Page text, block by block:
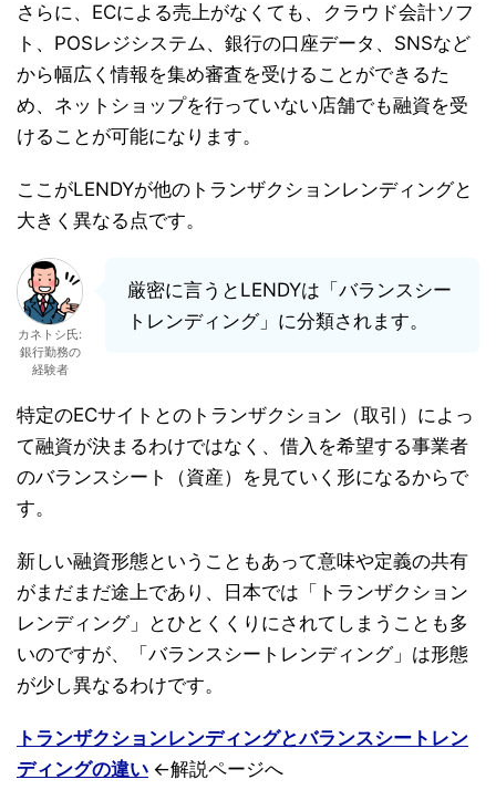
さらに、ECによる売上がなくても、クラウド会計ソフ
ト、POSレジシステム、銀行の口座データ、SNSなど
から幅広く情報を集め審査を受けることができるた
め、ネットショップを行っていない店舗でも融資を受
けることが可能になります。
ここがLENDYが他のトランザクションレンディングと
大きく異なる点です。
カネトシ氏:
銀行勤務の
経験者
厳密に言うとLENDYは「バランスシー
トレンディング」に分類されます。
特定のECサイトとのトランザクション（取引）によっ
て融資が決まるわけではなく、借入を希望する事業者
のバランスシート（資産）を見ていく形になるからで
す。
新しい融資形態ということもあって意味や定義の共有
がまだまだ途上であり、日本では「トランザクション
レンディング」とひとくくりにされてしまうことも多
いのですが、「バランスシートレンディング」は形態
が少し異なるわけです。
トランザクションレンディングとバランスシートレン
ディングの違い ←解説ページへ